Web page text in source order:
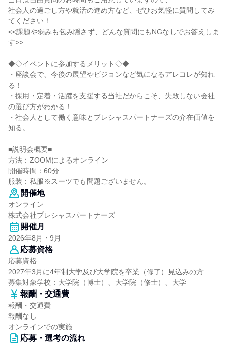
社会人の過ごし方や就活の進め方など、ぜひお気軽に質問してみ
てください！
<<課題や弱みも包み隠さず、どんな質問にもNGなしでお答えしま
す>>
◆◇イベントに参加するメリット◇◆
・座談会で、今後の展望やビジョンなど気になるアレコレが知れ
る！
・採用・定着・活躍を支援する当社だからこそ、失敗しない会社
の選び方がわかる！
・社会人として働く意味とプレシャスパートナーズの介在価値を
知る。
■説明会概要■
方法：ZOOMによるオンライン
開催時間：60分
服装：私服※スーツでも問題ございません。
開催地
オンライン
株式会社プレシャスパートナーズ
開催月
2026年8月・9月
応募資格
応募資格
2027年3月に4年制大学及び大学院を卒業（修了）見込みの方
募集対象学校：大学院（博士）、大学院（修士）、大学
報酬・交通費
報酬・交通費
報酬なし
オンラインでの実施
応募・選考の流れ